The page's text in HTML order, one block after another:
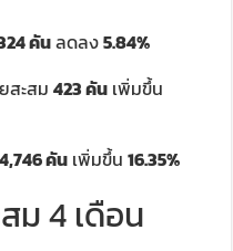
คันลดลง5.84%
สะสม423 คัน เพิ่มขึ้น
คัน เพิ่มขึ้น16.35%
ม 4 เดือน